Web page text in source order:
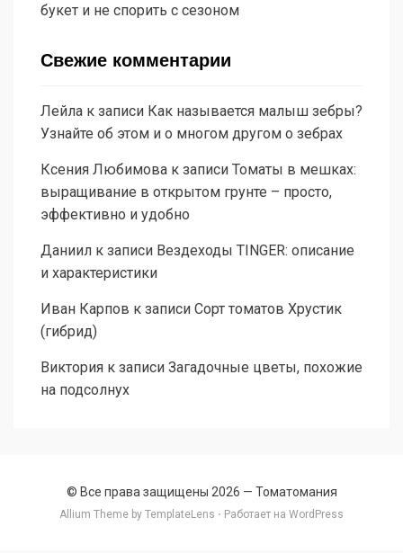
букет и не спорить с сезоном
Свежие комментарии
Лейла к записи Как называется малыш зебры?
Узнайте об этом и о многом другом о зебрах
Ксения Любимова к записи Томаты в мешках:
выращивание в открытом грунте – просто,
эффективно и удобно
Даниил к записи Вездеходы TINGER: описание
и характеристики
Иван Карпов к записи Сорт томатов Хрустик
(гибрид)
Виктория к записи Загадочные цветы, похожие
на подсолнух
© Все права защищены 2026 — Томатомания
Allium Theme by TemplateLens ⋅ Работает на WordPress